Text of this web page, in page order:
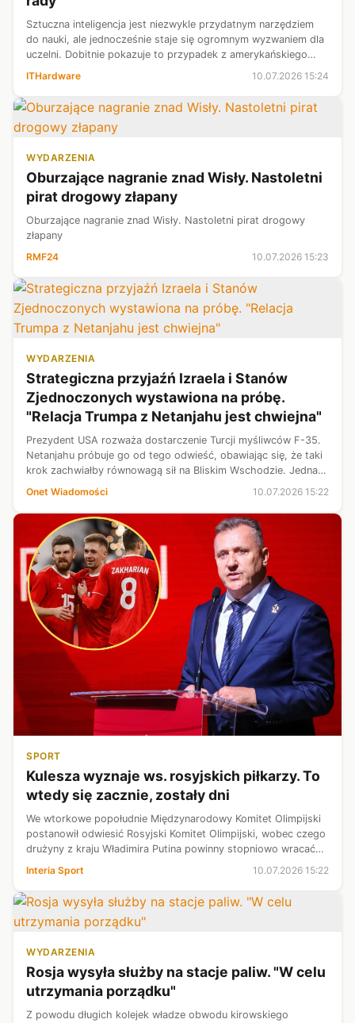
Sztuczna inteligencja jest niezwykle przydatnym narzędziem
do nauki, ale jednocześnie staje się ogromnym wyzwaniem dla
uczelni. Dobitnie pokazuje to przypadek z amerykańskiego
Brown University, gdzie analiza wyników egzaminów ujawniła,
ITHardware 10.07.2026 15:24
WYDARZENIA
Oburzające nagranie znad Wisły. Nastoletni
pirat drogowy złapany
Oburzające nagranie znad Wisły. Nastoletni pirat drogowy
złapany
RMF24
10.07.2026 15:23
WYDARZENIA
Strategiczna przyjaźń Izraela i Stanów
Zjednoczonych wystawiona na próbę.
"Relacja Trumpa z Netanjahu jest chwiejna"
Prezydent USA rozważa dostarczenie Turcji myśliwców F-35.
Netanjahu próbuje go od tego odwieść, obawiając się, że taki
krok zachwiałby równowagą sił na Bliskim Wschodzie. Jednak
zbliżenie Trumpa i Erdogana to wcale nie największy problem
Onet Wiadomości 10.07.2026 15:22
SPORT
Kulesza wyznaje ws. rosyjskich piłkarzy. To
wtedy się zacznie, zostały dni
We wtorkowe popołudnie Międzynarodowy Komitet Olimpijski
postanowił odwiesić Rosyjski Komitet Olimpijski, wobec czego
drużyny z kraju Władimira Putina powinny stopniowo wracać
do rywalizacji o stawkę na całym świecie. Niebawem oficjalnie
stanie się t...
Interia Sport 10.07.2026 15:22
WYDARZENIA
Rosja wysyła służby na stacje paliw. "W celu
utrzymania porządku"
Z powodu długich kolejek władze obwodu kirowskiego